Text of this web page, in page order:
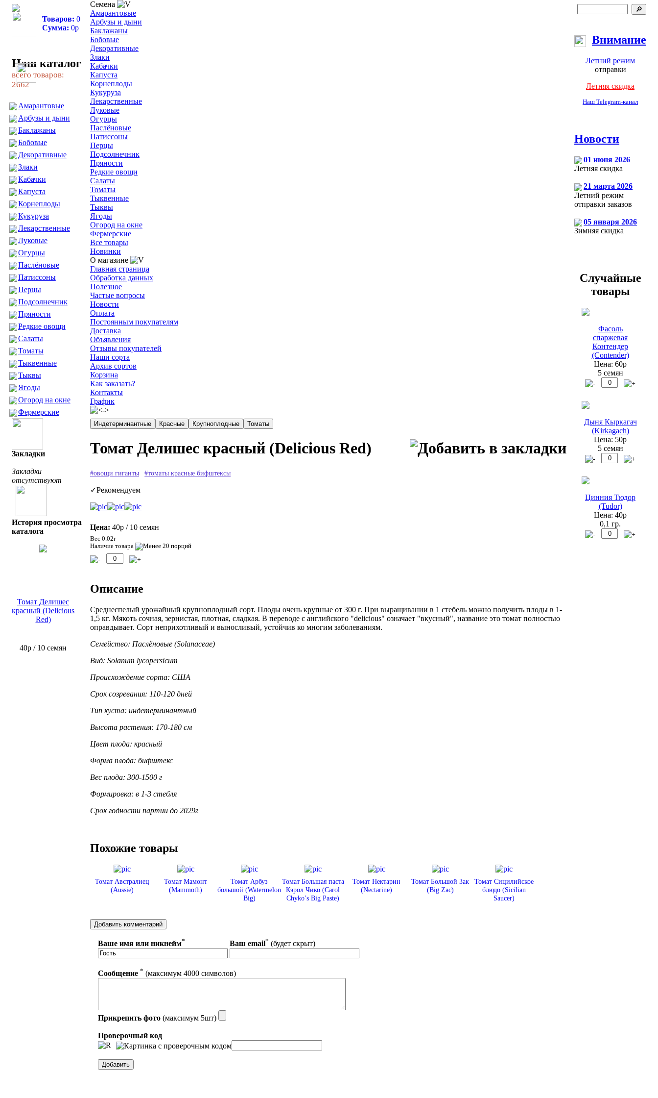
Товаров: 0
Сумма: 0р
Наш каталог
всего товаров:
2662
Амарантовые
Арбузы и дыни
Баклажаны
Бобовые
Декоративные
Злаки
Кабачки
Капуста
Корнеплоды
Кукуруза
Лекарственные
Луковые
Огурцы
Паслёновые
Патиссоны
Перцы
Подсолнечник
Пряности
Редкие овощи
Салаты
Томаты
Тыквенные
Тыквы
Ягоды
Огород на окне
Фермерские
Закладки
Закладки
отсутствуют
История просмотра
каталога
Томат Делишес
красный (Delicious
Red)
40р / 10 семян
Семена
Амарантовые
Арбузы и дыни
Баклажаны
Бобовые
Декоративные
Злаки
Кабачки
Капуста
Корнеплоды
Кукуруза
Лекарственные
Луковые
Огурцы
Паслёновые
Патиссоны
Перцы
Подсолнечник
Пряности
Редкие овощи
Салаты
Томаты
Тыквенные
Тыквы
Ягоды
Огород на окне
Фермерские
Все товары
Новинки
О магазине
Главная страница
Обработка данных
Полезное
Частые вопросы
Новости
Оплата
Постоянным покупателям
Доставка
Объявления
Отзывы покупателей
Наши сорта
Архив сортов
Корзина
Как заказать?
Контакты
График
Томат Делишес красный (Delicious Red)
#овощи гиганты #томаты красные бифштексы
✓Рекомендуем
Цена: 40р / 10 семян
Вес 0.02г
Наличие товара
Описание
Среднеспелый урожайный крупноплодный сорт. Плоды очень крупные от 300 г. При выращивании в 1 стебель можно получить плоды в 1-
1,5 кг. Мякоть сочная, зернистая, плотная, сладкая. В переводе с английского "delicious" означает "вкусный", название это томат полностью
оправдывает. Сорт неприхотливый и выносливый, устойчив ко многим заболеваниям.
Семейство: Паслёновые (Solanaceae)
Вид: Solanum lycopersicum
Происхождение сорта: США
Срок созревания: 110-120 дней
Тип куста: индетерминантный
Высота растения: 170-180 см
Цвет плода: красный
Форма плода: бифштекс
Вес плода: 300-1500 г
Формировка: в 1-3 стебля
Срок годности партии до 2029г
Похожие товары
Томат Австралиец
(Aussie)
Томат Мамонт
(Mammoth)
Томат Арбуз
большой (Watermelon
Big)
Томат Большая паста
Кэрол Чико (Carol
Chyko’s Big Paste)
Томат Нектарин
(Nectarine)
Томат Большой Зак
(Big Zac)
Томат Сицилийское
блюдо (Sicilian
Saucer)
Ваше имя или никнейм* Ваш email* (будет скрыт)
Сообщение * (максимум 4000 символов)
Прикрепить фото (максимум 5шт)
Проверочный код
Внимание
Летний режим
отправки
Летняя скидка
Наш Telegram-канал
Новости
01 июня 2026
Летняя скидка
21 марта 2026
Летний режим
отправки заказов
05 января 2026
Зимняя скидка
Случайные
товары
Фасоль
спаржевая
Контендер
(Contender)
Цена: 60р
5 семян
Дыня Кыркагач
(Kirkagach)
Цена: 50р
5 семян
Цинния Тюдор
(Tudor)
Цена: 40р
0,1 гр.